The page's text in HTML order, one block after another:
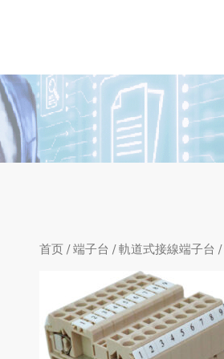
首页 /端子台 /軌道式接線端子台 /